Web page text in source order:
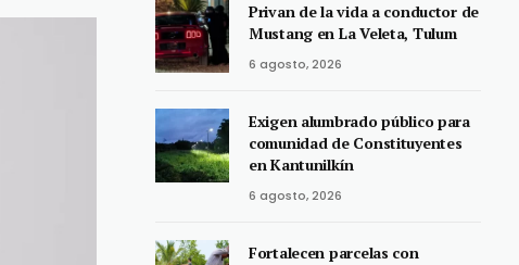
Privan de la vida a conductor de
Mustang en La Veleta, Tulum
6 agosto, 2026
Exigen alumbrado público para
comunidad de Constituyentes
en Kantunilkín
6 agosto, 2026
Fortalecen parcelas con